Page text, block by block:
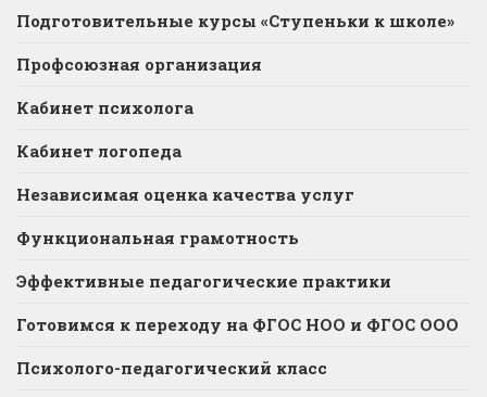
Подготовительные курсы «Ступеньки к школе»
Профсоюзная организация
Кабинет психолога
Кабинет логопеда
Независимая оценка качества услуг
Функциональная грамотность
Эффективные педагогические практики
Готовимся к переходу на ФГОС НОО и ФГОС ООО
Психолого-педагогический класс